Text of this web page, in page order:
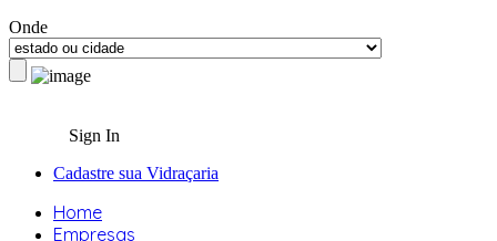
Onde
Sign In
Cadastre sua Vidraçaria
Home
Empresas